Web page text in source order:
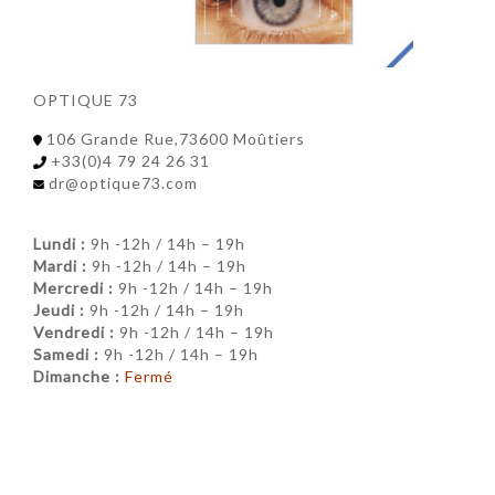
OPTIQUE 73
106 Grande Rue,73600 Moûtiers
+33(0)4 79 24 26 31
dr@optique73.com
Lundi : 9h -12h / 14h – 19h
Mardi : 9h -12h / 14h – 19h
Mercredi : 9h -12h / 14h – 19h
Jeudi : 9h -12h / 14h – 19h
Vendredi : 9h -12h / 14h – 19h
Samedi : 9h -12h / 14h – 19h
Dimanche : Fermé